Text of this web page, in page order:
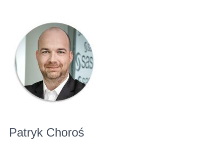
Agenda
Prelegenci
Miejsce
Rejestracja
Patryk Choroś